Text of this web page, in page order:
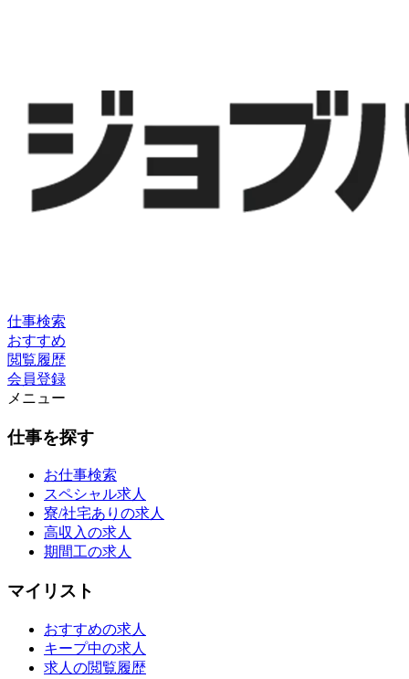
仕事検索
おすすめ
閲覧履歴
会員登録
メニュー
仕事を探す
お仕事検索
スペシャル求人
寮/社宅ありの求人
高収入の求人
期間工の求人
マイリスト
おすすめの求人
キープ中の求人
求人の閲覧履歴